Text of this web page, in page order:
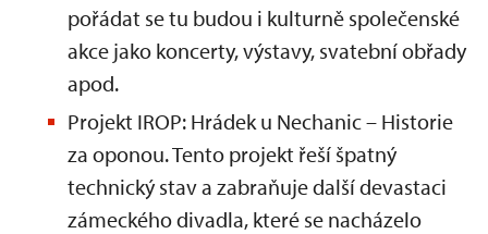
pořádat se tu budou i kulturně společenské
akce jako koncerty, výstavy, svatební obřady
apod.
Projekt IROP: Hrádek u Nechanic – Historie
za oponou. Tento projekt řeší špatný
technický stav a zabraňuje další devastaci
zámeckého divadla, které se nacházelo